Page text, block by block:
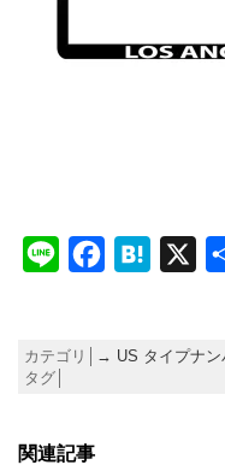
Line FacebookHatena
カテゴリ│
→ US タイプナン
タグ│
関連記事